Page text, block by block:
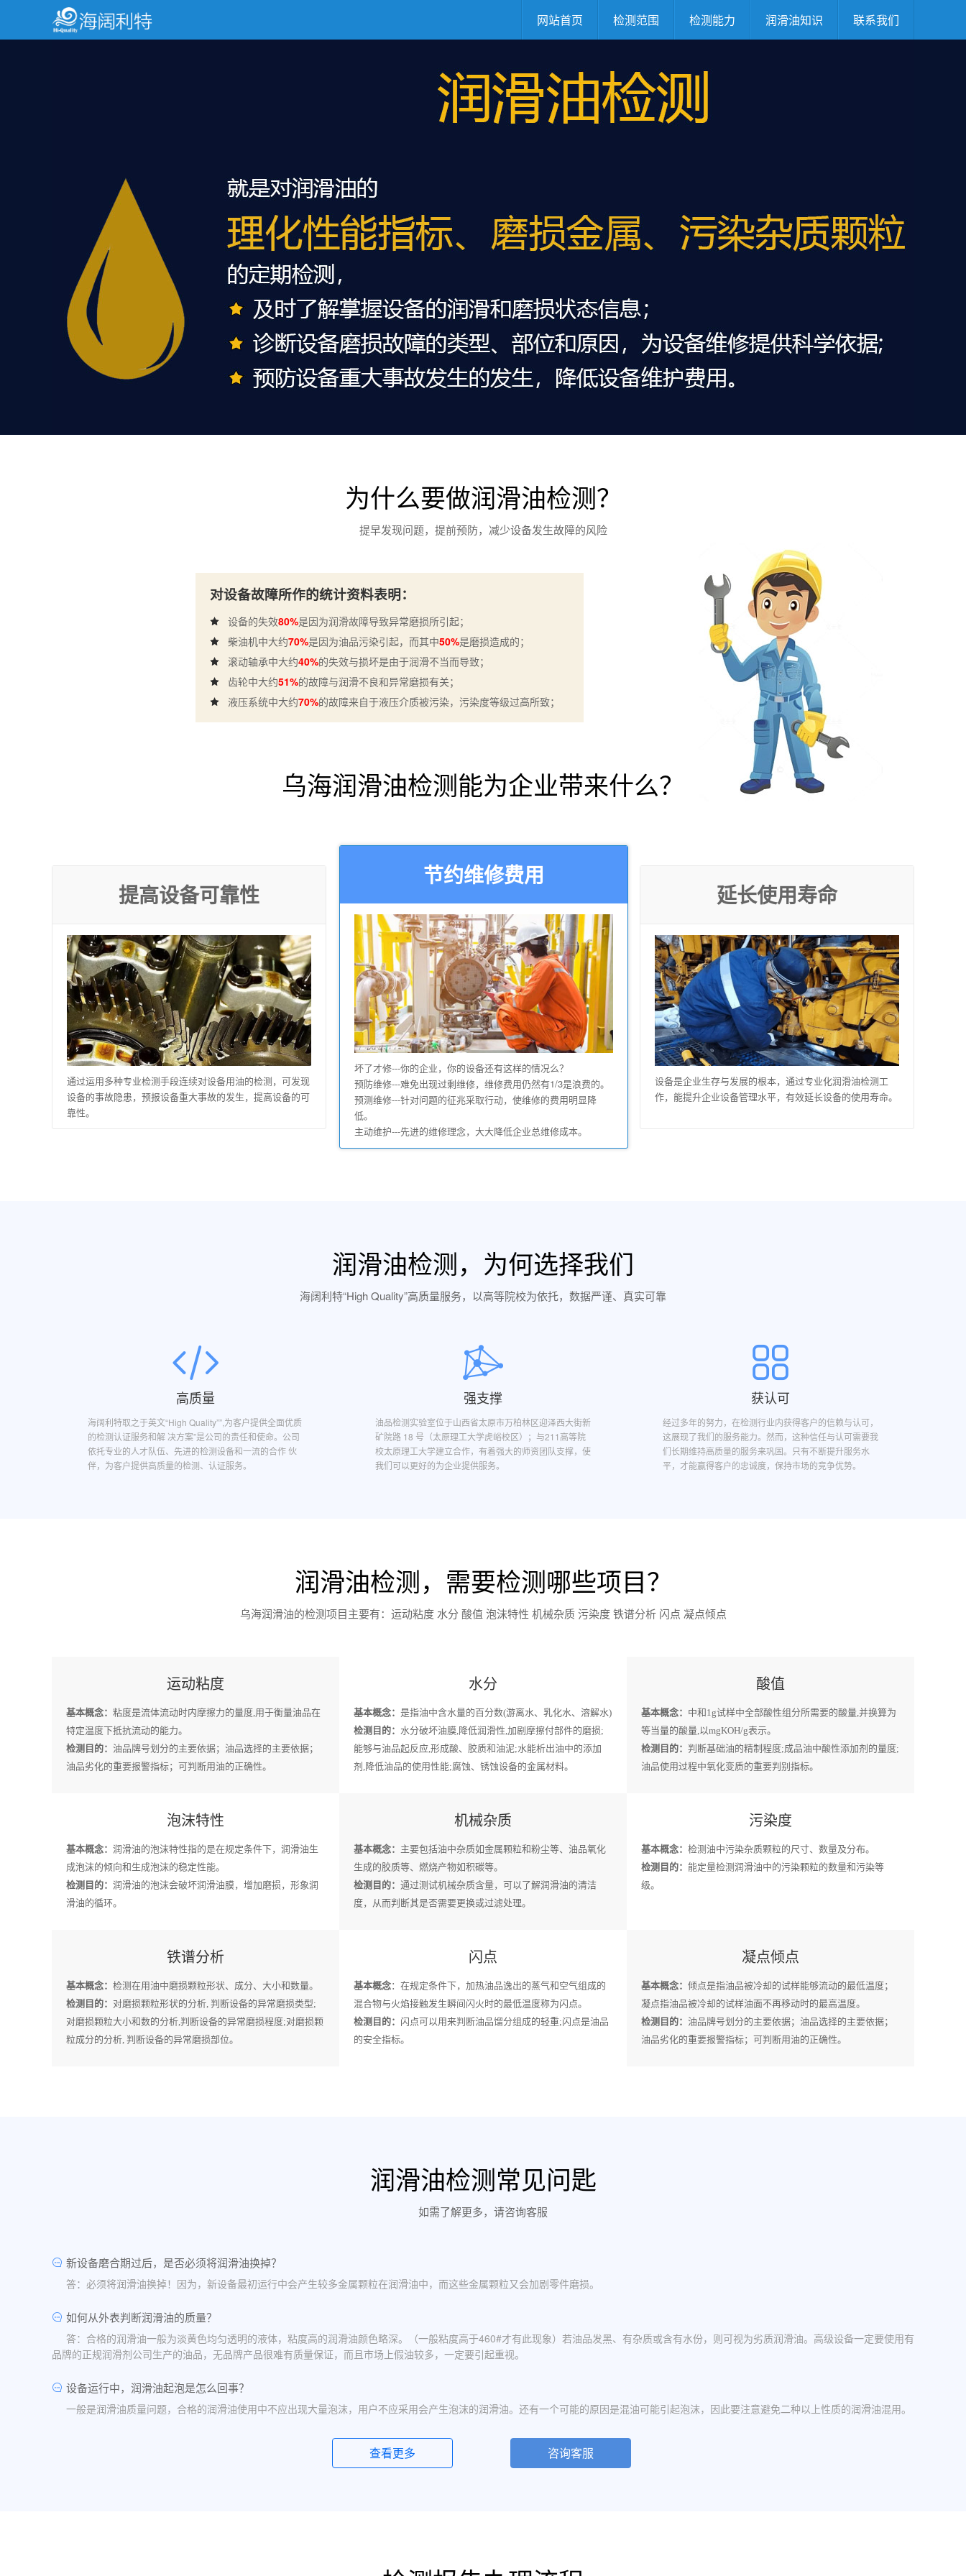
网站首页 检测范围 检测能力 润滑油知识 联系我们
为什么要做润滑油检测？
提早发现问题，提前预防，减少设备发生故障的风险
对设备故障所作的统计资料表明：
设备的失效80%是因为润滑故障导致异常磨损所引起；
柴油机中大约70%是因为油品污染引起，而其中50%是磨损造成的；
滚动轴承中大约40%的失效与损坏是由于润滑不当而导致；
齿轮中大约51%的故障与润滑不良和异常磨损有关；
液压系统中大约70%的故障来自于液压介质被污染，污染度等级过高所致；
乌海润滑油检测能为企业带来什么？
提高设备可靠性
通过运用多种专业检测手段连续对设备用油的检测，可发现
设备的事故隐患，预报设备重大事故的发生，提高设备的可
靠性。
节约维修费用
坏了才修---你的企业，你的设备还有这样的情况么？
预防维修---难免出现过剩维修，维修费用仍然有1/3是浪费的。
预测维修---针对问题的征兆采取行动，使维修的费用明显降
低。
主动维护---先进的维修理念，大大降低企业总维修成本。
延长使用寿命
设备是企业生存与发展的根本，通过专业化润滑油检测工
作，能提升企业设备管理水平，有效延长设备的使用寿命。
润滑油检测，为何选择我们
海阔利特“High Quality”高质量服务，以高等院校为依托，数据严谨、真实可靠
高质量
海阔利特取之于英文“High Quality””,为客户提供全面优质
的检测认证服务和解 决方案”是公司的责任和使命。公司
依托专业的人才队伍、先进的检测设备和一流的合作 伙
伴，为客户提供高质量的检测、认证服务。
强支撑
油品检测实验室位于山西省太原市万柏林区迎泽西大街新
矿院路 18 号（太原理工大学虎峪校区）；与211高等院
校太原理工大学建立合作，有着强大的师资团队支撑，使
我们可以更好的为企业提供服务。
获认可
经过多年的努力，在检测行业内获得客户的信赖与认可，
这展现了我们的服务能力。然而，这种信任与认可需要我
们长期维持高质量的服务来巩固。只有不断提升服务水
平，才能赢得客户的忠诚度，保持市场的竞争优势。
润滑油检测，需要检测哪些项目？
乌海润滑油的检测项目主要有：运动粘度 水分 酸值 泡沫特性 机械杂质 污染度 铁谱分析 闪点 凝点倾点
运动粘度
基本概念： 粘度是流体流动时内摩擦力的量度,用于衡量油品在
特定温度下抵抗流动的能力。
检测目的： 油品牌号划分的主要依据；油品选择的主要依据；
油品劣化的重要报警指标；可判断用油的正确性。
水分
基本概念： 是指油中含水量的百分数(游离水、乳化水、溶解水)
检测目的： 水分破坏油膜,降低润滑性,加剧摩擦付部件的磨损;
能够与油品起反应,形成酸、胶质和油泥;水能析出油中的添加
剂,降低油品的使用性能;腐蚀、锈蚀设备的金属材料。
酸值
基本概念： 中和1g试样中全部酸性组分所需要的酸量,并换算为
等当量的酸量,以mgKOH/g表示。
检测目的： 判断基础油的精制程度;成品油中酸性添加剂的量度;
油品使用过程中氧化变质的重要判别指标。
泡沫特性
基本概念： 润滑油的泡沫特性指的是在规定条件下，润滑油生
成泡沫的倾向和生成泡沫的稳定性能。
检测目的： 润滑油的泡沫会破坏润滑油膜，增加磨损，形象润
滑油的循环。
机械杂质
基本概念： 主要包括油中杂质如金属颗粒和粉尘等、油品氧化
生成的胶质等、燃烧产物如积碳等。
检测目的： 通过测试机械杂质含量，可以了解润滑油的清洁
度，从而判断其是否需要更换或过滤处理。
污染度
基本概念： 检测油中污染杂质颗粒的尺寸、数量及分布。
检测目的： 能定量检测润滑油中的污染颗粒的数量和污染等
级。
铁谱分析
基本概念： 检测在用油中磨损颗粒形状、成分、大小和数量。
检测目的： 对磨损颗粒形状的分析, 判断设备的异常磨损类型;
对磨损颗粒大小和数的分析,判断设备的异常磨损程度;对磨损颗
粒成分的分析, 判断设备的异常磨损部位。
闪点
基本概念：在规定条件下，加热油品逸出的蒸气和空气组成的
混合物与火焰接触发生瞬间闪火时的最低温度称为闪点。
检测目的： 闪点可以用来判断油品馏分组成的轻重;闪点是油品
的安全指标。
凝点倾点
基本概念： 倾点是指油品被冷却的试样能够流动的最低温度；
凝点指油品被冷却的试样油面不再移动时的最高温度。
检测目的： 油品牌号划分的主要依据；油品选择的主要依据；
油品劣化的重要报警指标；可判断用油的正确性。
润滑油检测常见问匙
如需了解更多，请咨询客服
新设备磨合期过后，是否必须将润滑油换掉？
答：必须将润滑油换掉！因为，新设备最初运行中会产生较多金属颗粒在润滑油中，而这些金属颗粒又会加剧零件磨损。
如何从外表判断润滑油的质量？
答：合格的润滑油一般为淡黄色均匀透明的液体，粘度高的润滑油颜色略深。（一般粘度高于460#才有此现象）若油品发黑、有杂质或含有水份，则可视为劣质润滑油。高级设备一定要使用有
品牌的正规润滑剂公司生产的油品，无品牌产品很难有质量保证，而且市场上假油较多，一定要引起重视。
设备运行中，润滑油起泡是怎么回事？
一般是润滑油质量问题，合格的润滑油使用中不应出现大量泡沫，用户不应采用会产生泡沫的润滑油。还有一个可能的原因是混油可能引起泡沫，因此要注意避免二种以上性质的润滑油混用。
答：一般情况下油品发白是由于油箱进水后造成的，是乳化现象，应避免水进入润滑油箱体或避免雨水进入已开封的油桶中。具体操作中，设备应检查油封是否损坏，换油时检查箱体内是否有
查看更多 咨询客服